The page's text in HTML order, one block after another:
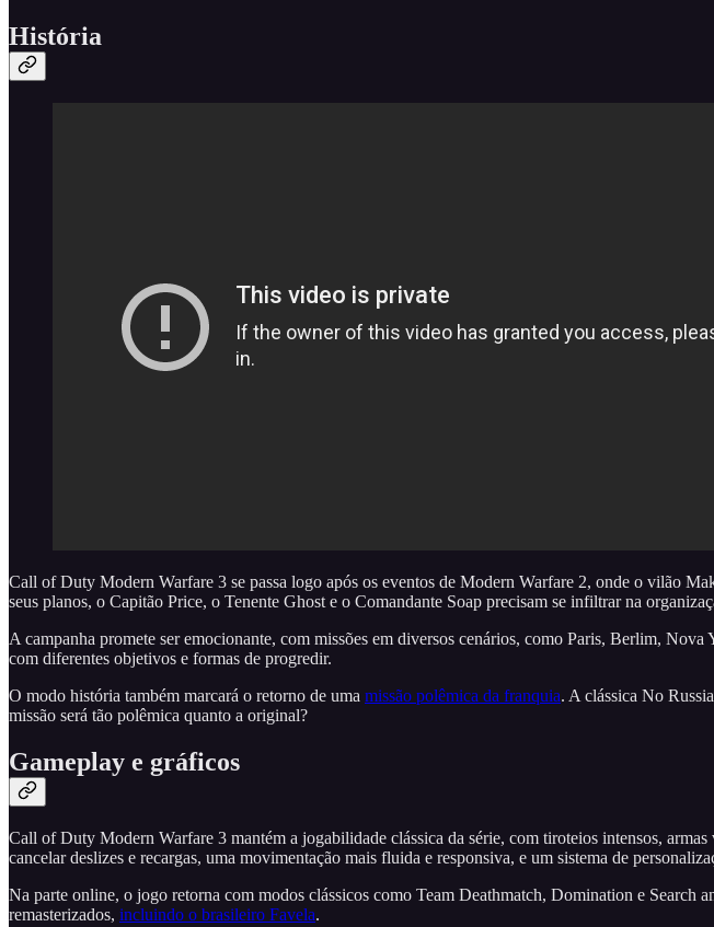
História
Call of Duty Modern Warfare 3 se passa logo após os eventos de Modern Warfare 2, onde o vilão
seus planos, o Capitão Price, o Tenente Ghost e o Comandante Soap precisam se infiltrar na
A campanha promete ser emocionante, com missões em diversos cenários, como Paris, Berlim,
com diferentes objetivos e formas de progredir.
O modo história também marcará o retorno de uma missão polêmica da franquia. A clássica No
missão será tão polêmica quanto a original?
Gameplay e gráficos
Call of Duty Modern Warfare 3 mantém a jogabilidade clássica da série, com tiroteios intensos,
cancelar deslizes e recargas, uma movimentação mais fluida e responsiva, e um sistema de
Na parte online, o jogo retorna com modos clássicos como Team Deathmatch, Domination e Search
remasterizados, incluindo o brasileiro Favela.